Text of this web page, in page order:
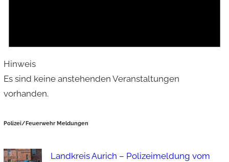
Hinweis
Es sind keine anstehenden Veranstaltungen
vorhanden.
Polizei/Feuerwehr Meldungen
Landkreis Aurich – Polizeimeldung vom